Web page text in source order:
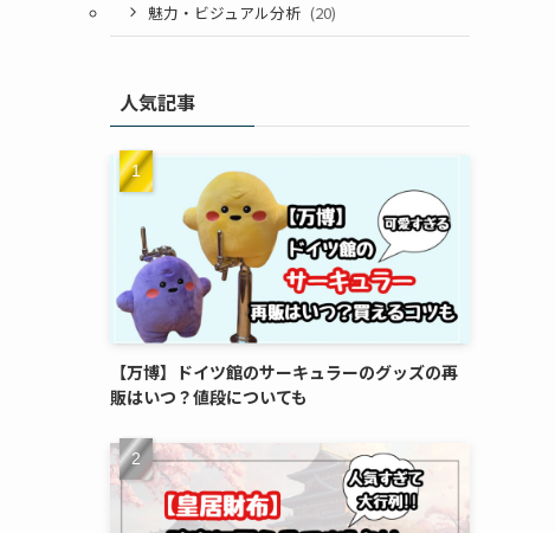
魅力・ビジュアル分析 (20)
人気記事
【万博】ドイツ館のサーキュラーのグッズの再
販はいつ？値段についても